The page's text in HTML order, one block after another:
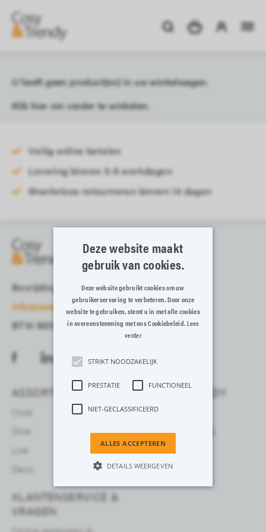
U heeft geen product(en) in uw winkelwagen.
Klikhierom verder te winkelen.
Veilig online betalen
Levering binnen 3-5 werkdagen
Moeiteloos retourneren binnen 14 dagen
Bevrijdingslaan 13-15, 8700 Tielt
info@cosyandtrendy.eu
BTW BE0408161845
ASSORTIMENT
Cook
Dine
Live
Deco
COSY & TRENDY
Over ons
Voor professionals
KLANTENSERVICE &
VRAGEN
Deze website maakt
gebruik van cookies.
Deze website gebruikt cookies om uw
gebruikerservaring te verbeteren. Door onze
website te gebruiken, stemt u in met alle cookies
in overeenstemming met ons Cookiebeleid. Lees
verder
STRIKT NOODZAKELIJK
PRESTATIE FUNCTIONEEL
NIET-GECLASSIFICEERD
ALLES ACCEPTEREN
DETAILS WEERGEVEN
Functioneel